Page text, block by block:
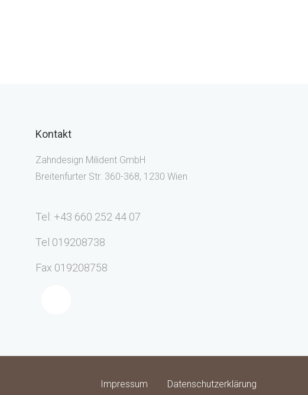
Kontakt
Zahndesign Milident GmbH
Breitenfurter Str. 360-368, 1230 Wien
Tel: +43 660 252 44 07
Tel 019208738
Fax 019208758
Impressum Datenschutzerklärung